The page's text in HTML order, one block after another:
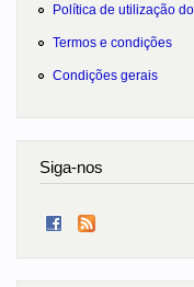
Política de utilização
Termos e condições
Condições gerais
Siga-nos